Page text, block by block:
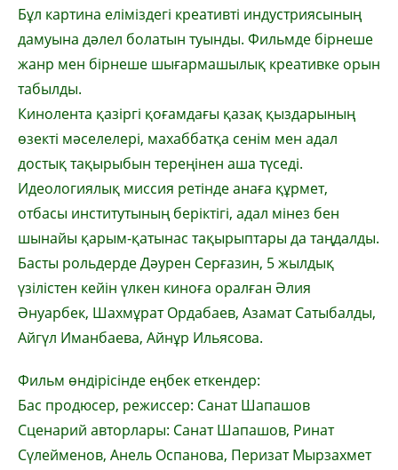
Бұл картина еліміздегі креативті индустриясының
дамуына дәлел болатын туынды. Фильмде бірнеше
жанр мен бірнеше шығармашылық креативке орын
табылды.
Кинолента қазіргі қоғамдағы қазақ қыздарының
өзекті мәселелері, махаббатқа сенім мен адал
достық тақырыбын тереңінен аша түседі.
Идеологиялық миссия ретінде анаға құрмет,
отбасы институтының беріктігі, адал мінез бен
шынайы қарым-қатынас тақырыптары да таңдалды.
Басты рольдерде Дәурен Серғазин, 5 жылдық
үзілістен кейін үлкен киноға оралған Әлия
Әнуарбек, Шахмұрат Ордабаев, Азамат Сатыбалды,
Айгүл Иманбаева, Айнұр Ильясова.
Фильм өндірісінде еңбек еткендер:
Бас продюсер, режиссер: Санат Шапашов
Сценарий авторлары: Санат Шапашов, Ринат
Сүлейменов, Анель Оспанова, Перизат Мырзахмет